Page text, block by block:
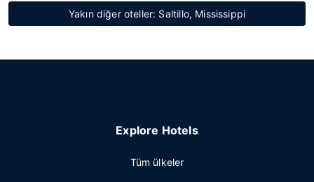
Yakın diğer oteller: Saltillo, Mississippi
Explore Hotels
Tüm ülkeler